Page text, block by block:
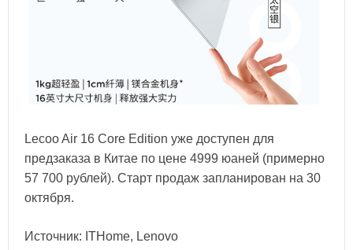
Lecoo Air 16 Core Edition уже доступен для
предзаказа в Китае по цене 4999 юаней (примерно
57 700 рублей). Старт продаж запланирован на 30
октября.
Источник: ITHome, Lenovo